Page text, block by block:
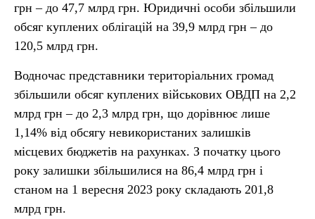
грн – до 47,7 млрд грн. Юридичні особи збільшили
обсяг куплених облігацій на 39,9 млрд грн – до
120,5 млрд грн.
Водночас представники територіальних громад
збільшили обсяг куплених військових ОВДП на 2,2
млрд грн – до 2,3 млрд грн, що дорівнює лише
1,14% від обсягу невикористаних залишків
місцевих бюджетів на рахунках. З початку цього
року залишки збільшилися на 86,4 млрд грн і
станом на 1 вересня 2023 року складають 201,8
млрд грн.